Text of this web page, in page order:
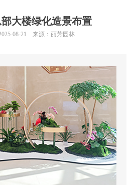
大楼绿化造景布置
08-21 来源：丽芳园林